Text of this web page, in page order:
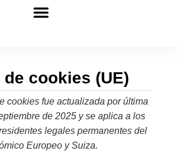
cookies (UE)
cookies fue actualizada por última
de 2025 y se aplica a los
legales permanentes del
Europeo y Suiza.